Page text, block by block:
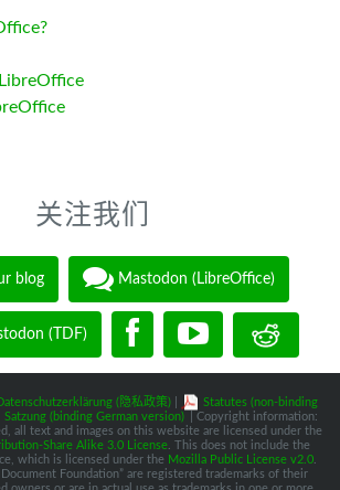
关注我们
blog Mastodon (LibreOffice)
(TDF)
(隐私政策)|
Statutes (non-binding
Satzung (binding German version)
| Copyright information:
all text and images on this website are licensed under the
Share Alike 3.0 License . This does not include the
which is licensed under the Mozilla Public License v2.0
Document Foundation” are registered trademarks of their